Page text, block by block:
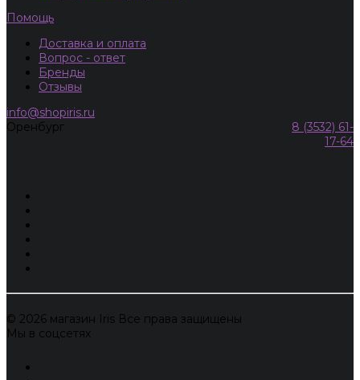
Помощь
Доставка и оплата
Вопрос - ответ
Бренды
Отзывы
info@shopiris.ru
Оренбург
8 (3532) 61-
17-64
© 2026 магазин Iris Все права защищены
Мы в соцсетях